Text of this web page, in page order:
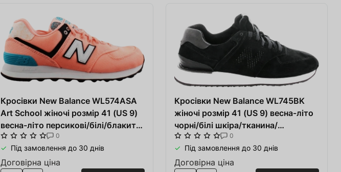
Кросівки New Balance WL574ASA
Art School жіночі розмір 41 (US 9)
весна-літо персикові/білі/блакитні
тканина/синтетика
0
Під замовлення до 30 днів
Договірна ціна
Кросівки New Balance WL745BK
жіночі розмір 41 (US 9) весна-літо
чорні/білі шкіра/тканина/
синтетика
0
Під замовлення до 30 днів
Договірна ціна